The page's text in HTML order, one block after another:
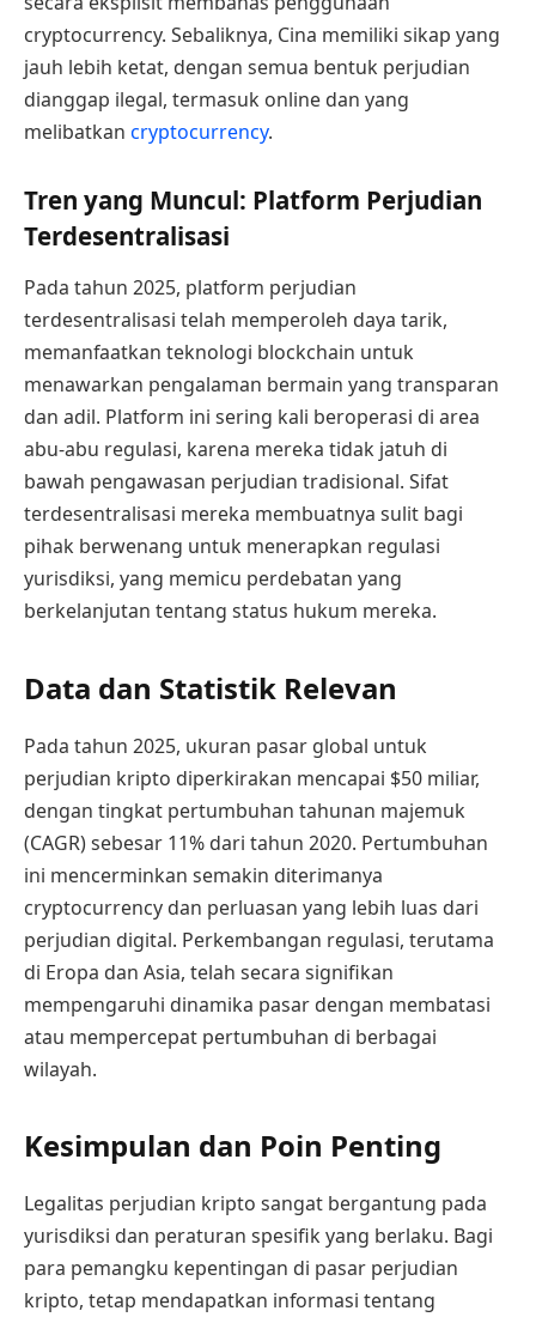
cryptocurrency. Sebaliknya, Cina memiliki sikap yang
jauh lebih ketat, dengan semua bentuk perjudian
dianggap ilegal, termasuk online dan yang
melibatkan cryptocurrency.
Tren yang Muncul: Platform Perjudian
Terdesentralisasi
Pada tahun 2025, platform perjudian
terdesentralisasi telah memperoleh daya tarik,
memanfaatkan teknologi blockchain untuk
menawarkan pengalaman bermain yang transparan
dan adil. Platform ini sering kali beroperasi di area
abu-abu regulasi, karena mereka tidak jatuh di
bawah pengawasan perjudian tradisional. Sifat
terdesentralisasi mereka membuatnya sulit bagi
pihak berwenang untuk menerapkan regulasi
yurisdiksi, yang memicu perdebatan yang
berkelanjutan tentang status hukum mereka.
Data dan Statistik Relevan
Pada tahun 2025, ukuran pasar global untuk
perjudian kripto diperkirakan mencapai $50 miliar,
dengan tingkat pertumbuhan tahunan majemuk
(CAGR) sebesar 11% dari tahun 2020. Pertumbuhan
ini mencerminkan semakin diterimanya
cryptocurrency dan perluasan yang lebih luas dari
perjudian digital. Perkembangan regulasi, terutama
di Eropa dan Asia, telah secara signifikan
mempengaruhi dinamika pasar dengan membatasi
atau mempercepat pertumbuhan di berbagai
wilayah.
Kesimpulan dan Poin Penting
Legalitas perjudian kripto sangat bergantung pada
yurisdiksi dan peraturan spesifik yang berlaku. Bagi
para pemangku kepentingan di pasar perjudian
kripto, tetap mendapatkan informasi tentang